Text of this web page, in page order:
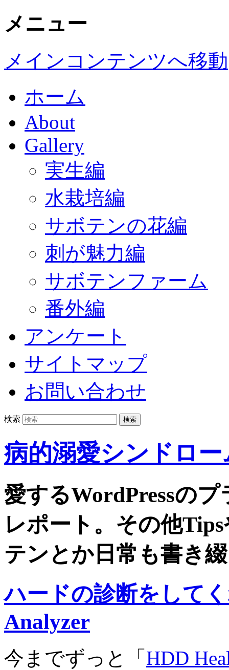
メニュー
メインコンテンツへ移動
ホーム
About
Gallery
実生編
水栽培編
サボテンの花編
刺が魅力編
サボテンファーム
番外編
アンケート
サイトマップ
お問い合わせ
検索
病的溺愛シンドロー
愛するWordPressの
レポート。その他
テンとか日常も書き
ハードの診断をして
Analyzer
今までずっと「 HDD